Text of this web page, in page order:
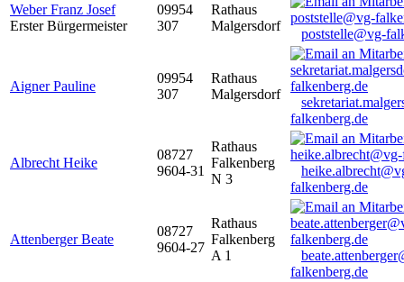
Weber Franz Josef
Erster Bürgermeister
09954
307
Rathaus
Malgersdorf
poststelle@vg-
Aigner Pauline
09954
307
Rathaus
Malgersdorf
falkenberg.de
Albrecht Heike
08727
9604-31
Rathaus
Falkenberg
N 3
falkenberg.de
Attenberger Beate
08727
9604-27
Rathaus
Falkenberg
A 1
falkenberg.de